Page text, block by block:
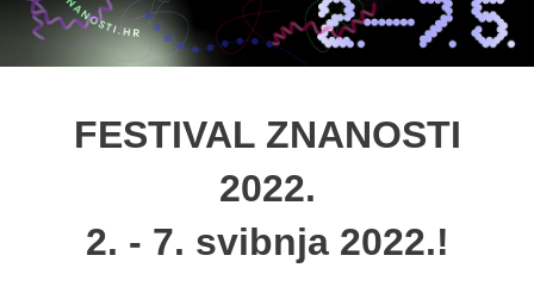
FESTIVAL ZNANOSTI
2022.
2. - 7. svibnja 2022.!